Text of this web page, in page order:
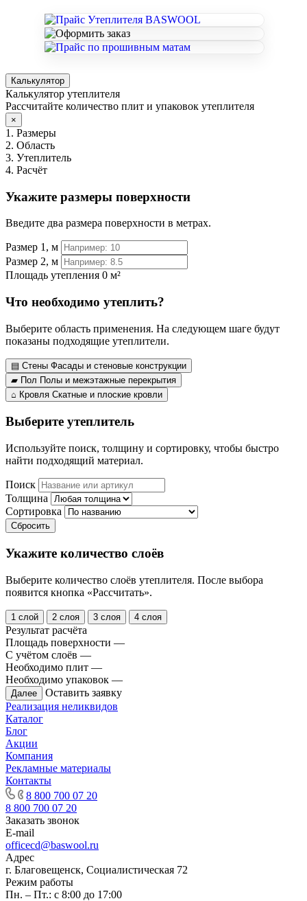
Калькулятор
Калькулятор утеплителя
Рассчитайте количество плит и упаковок утеплителя
×
1. Размеры
2. Область
3. Утеплитель
4. Расчёт
Укажите размеры поверхности
Введите два размера поверхности в метрах.
Размер 1, м
Размер 2, м
Площадь утепления 0 м²
Что необходимо утеплить?
Выберите область применения. На следующем шаге будут
показаны подходящие утеплители.
▤ Стены Фасады и стеновые конструкции
▰ Пол Полы и межэтажные перекрытия
⌂ Кровля Скатные и плоские кровли
Выберите утеплитель
Используйте поиск, толщину и сортировку, чтобы быстро
найти подходящий материал.
Поиск
Толщина
Сортировка
Сбросить
Укажите количество слоёв
Выберите количество слоёв утеплителя. После выбора
появится кнопка «Рассчитать».
1 слой 2 слоя 3 слоя 4 слоя
Результат расчёта
Площадь поверхности —
С учётом слоёв —
Необходимо плит —
Необходимо упаковок —
Далее
Оставить заявку
Реализация неликвидов
Каталог
Блог
Акции
Компания
Рекламные материалы
Контакты
8 800 700 07 20
8 800 700 07 20
Заказать звонок
E-mail
officecd@baswool.ru
Адрес
г. Благовещенск, Социалистическая 72
Режим работы
Пн. – Пт.: с 8:00 до 17:00